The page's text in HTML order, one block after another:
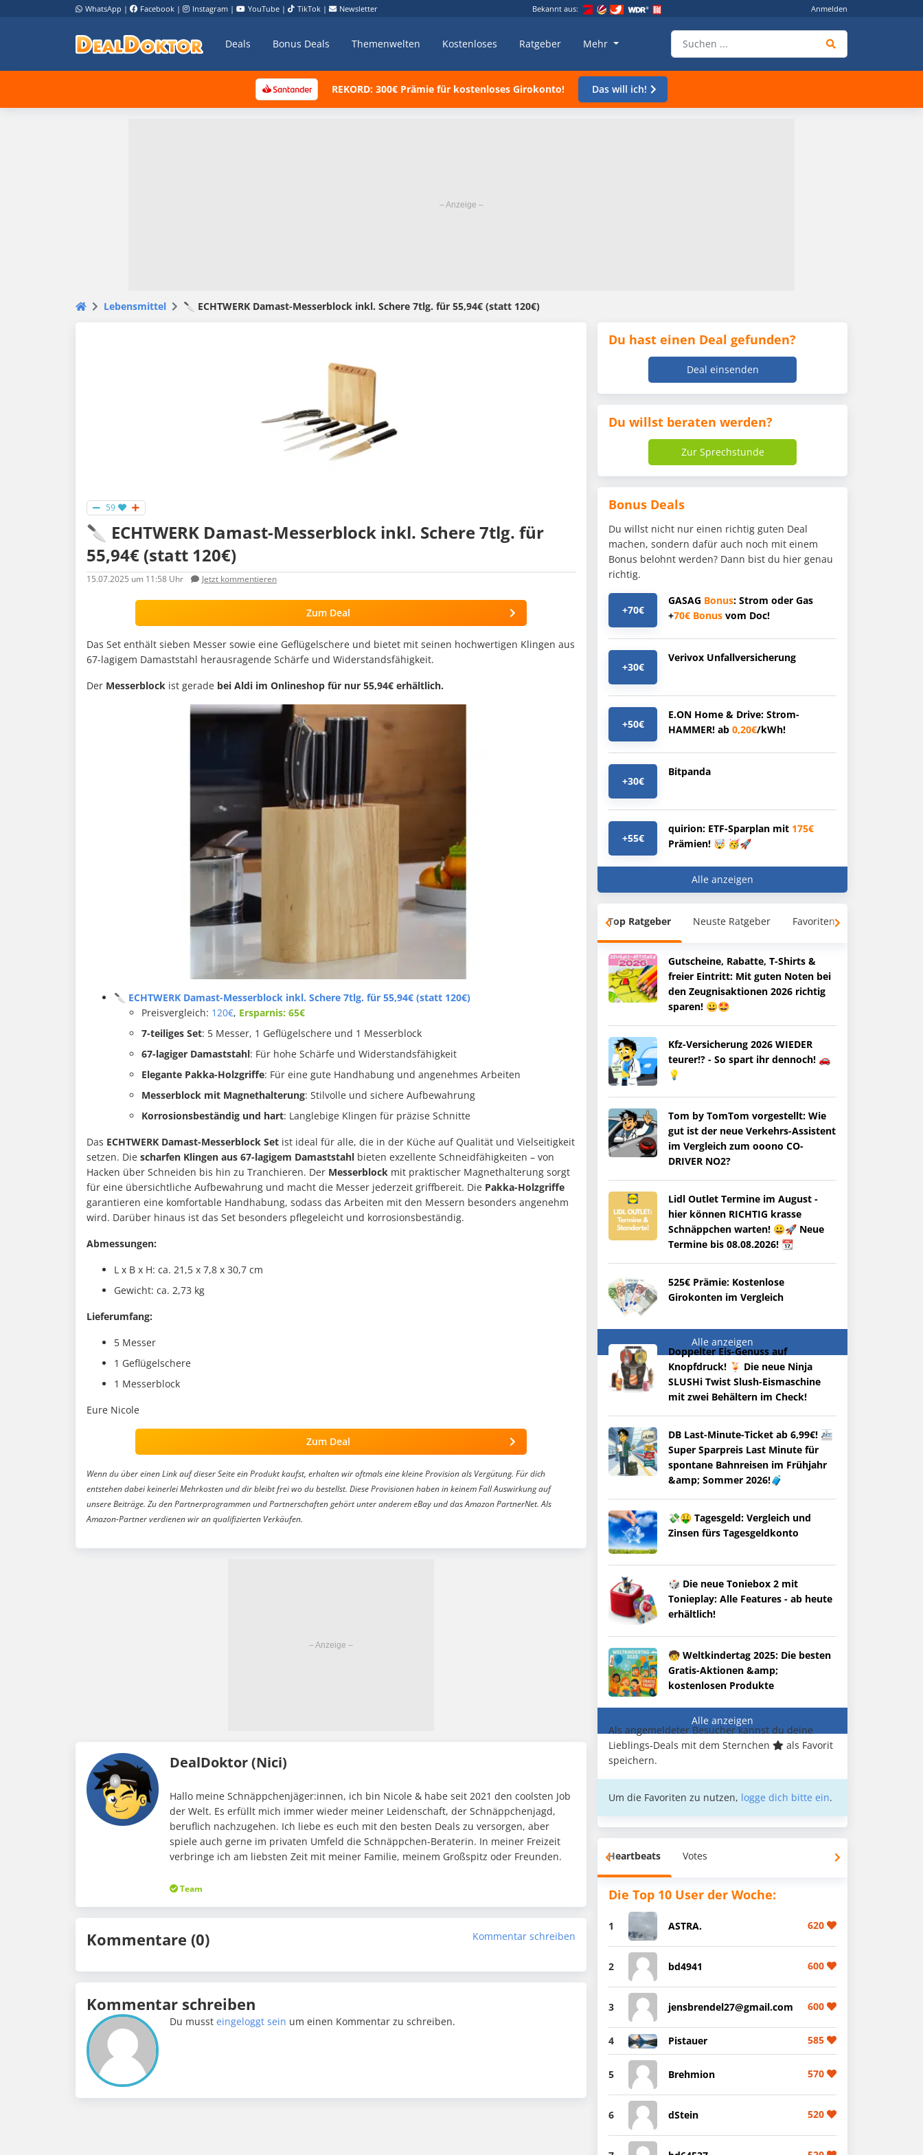
WhatsApp | Facebook | Instagram | YouTube | TikTok | Newsletter Bekannt aus: Anmelden
Deals Bonus Deals Themenwelten Kostenloses Ratgeber Mehr
REKORD: 300€ Prämie für kostenloses Girokonto! Das will ich!
Lebensmittel 🔪 ECHTWERK Damast-Messerblock inkl. Schere 7tlg. für 55,94€ (statt 120€)
59
🔪 ECHTWERK Damast-Messerblock inkl. Schere 7tlg. für
55,94€ (statt 120€)
15.07.2025 um 11:58 Uhr Jetzt kommentieren
Zum Deal
Das Set enthält sieben Messer sowie eine Geflügelschere und bietet mit seinen hochwertigen Klingen aus
67-lagigem Damaststahl herausragende Schärfe und Widerstandsfähigkeit.
Der Messerblock ist gerade bei Aldi im Onlineshop für nur 55,94€ erhältlich.
🔪 ECHTWERK Damast-Messerblock inkl. Schere 7tlg. für 55,94€ (statt 120€)
Preisvergleich: 120€, Ersparnis: 65€
7-teiliges Set: 5 Messer, 1 Geflügelschere und 1 Messerblock
67-lagiger Damaststahl: Für hohe Schärfe und Widerstandsfähigkeit
Elegante Pakka-Holzgriffe: Für eine gute Handhabung und angenehmes Arbeiten
Messerblock mit Magnethalterung: Stilvolle und sichere Aufbewahrung
Korrosionsbeständig und hart: Langlebige Klingen für präzise Schnitte
Das ECHTWERK Damast-Messerblock Set ist ideal für alle, die in der Küche auf Qualität und Vielseitigkeit
setzen. Die scharfen Klingen aus 67-lagigem Damaststahl bieten exzellente Schneidfähigkeiten – von
Hacken über Schneiden bis hin zu Tranchieren. Der Messerblock mit praktischer Magnethalterung sorgt
für eine übersichtliche Aufbewahrung und macht die Messer jederzeit griffbereit. Die Pakka-Holzgriffe
garantieren eine komfortable Handhabung, sodass das Arbeiten mit den Messern besonders angenehm
wird. Darüber hinaus ist das Set besonders pflegeleicht und korrosionsbeständig.
Abmessungen:
L x B x H: ca. 21,5 x 7,8 x 30,7 cm
Gewicht: ca. 2,73 kg
Lieferumfang:
5 Messer
1 Geflügelschere
1 Messerblock
Eure Nicole
Zum Deal
Wenn du über einen Link auf dieser Seite ein Produkt kaufst, erhalten wir oftmals eine kleine Provision als Vergütung. Für dich
entstehen dabei keinerlei Mehrkosten und dir bleibt frei wo du bestellst. Diese Provisionen haben in keinem Fall Auswirkung auf
unsere Beiträge. Zu den Partnerprogrammen und Partnerschaften gehört unter anderem eBay und das Amazon PartnerNet. Als
Amazon-Partner verdienen wir an qualifizierten Verkäufen.
DealDoktor (Nici)
Hallo meine Schnäppchenjäger:innen, ich bin Nicole & habe seit 2021 den coolsten Job
der Welt. Es erfüllt mich immer wieder meiner Leidenschaft, der Schnäppchenjagd,
beruflich nachzugehen. Ich liebe es euch mit den besten Deals zu versorgen, aber
spiele auch gerne im privaten Umfeld die Schnäppchen-Beraterin. In meiner Freizeit
verbringe ich am liebsten Zeit mit meiner Familie, meinem Großspitz oder Freunden.
Team
Kommentare (0) Kommentar schreiben
Kommentar schreiben
Du mussteingeloggt sein um einen Kommentar zu schreiben.
Du hast einen Deal gefunden?
Deal einsenden
Du willst beraten werden?
Zur Sprechstunde
Bonus Deals
Du willst nicht nur einen richtig guten Deal
machen, sondern dafür auch noch mit einem
Bonus belohnt werden? Dann bist du hier genau
richtig.
+70€
GASAG Bonus: Strom oder Gas
+70€ Bonus vom Doc!
+30€
Verivox Unfallversicherung
+50€
E.ON Home & Drive: Strom-
HAMMER! ab 0,20€/kWh!
+30€
Bitpanda
+55€
quirion: ETF-Sparplan mit 175€
Prämien! 🤯 🥳🚀
Alle anzeigen
Top Ratgeber Neuste Ratgeber Favoriten
Gutscheine, Rabatte, T-Shirts &
freier Eintritt: Mit guten Noten bei
den Zeugnisaktionen 2026 richtig
sparen! 😀🤩
Kfz-Versicherung 2026 WIEDER
teurer!? - So spart ihr dennoch! 🚗
💡
Tom by TomTom vorgestellt: Wie
gut ist der neue Verkehrs-Assistent
im Vergleich zum ooono CO-
DRIVER NO2?
Lidl Outlet Termine im August -
hier können RICHTIG krasse
Schnäppchen warten! 😀🚀 Neue
Termine bis 08.08.2026! 📆
525€ Prämie: Kostenlose
Girokonten im Vergleich
Alle anzeigen
Doppelter Eis-Genuss auf
Knopfdruck! 🍹 Die neue Ninja
SLUSHi Twist Slush-Eismaschine
mit zwei Behältern im Check!
DB Last-Minute-Ticket ab 6,99€! 🚈
Super Sparpreis Last Minute für
spontane Bahnreisen im Frühjahr
&amp; Sommer 2026!🧳
💸🤑 Tagesgeld: Vergleich und
Zinsen fürs Tagesgeldkonto
🎲 Die neue Toniebox 2 mit
Tonieplay: Alle Features - ab heute
erhältlich!
🧒 Weltkindertag 2025: Die besten
Gratis-Aktionen &amp;
kostenlosen Produkte
Alle anzeigen
Als angemeldeter Besucher kannst du deine
Lieblings-Deals mit dem Sternchen
als Favorit
speichern.
Um die Favoriten zu nutzen, logge dich bitte ein.
Heartbeats Votes
Die Top 10 User der Woche:
1 ASTRA. 620
2 bd4941 600
3 jensbrendel27@gmail.com 600
4 Pistauer 585
5 Brehmion 570
6 dStein 520